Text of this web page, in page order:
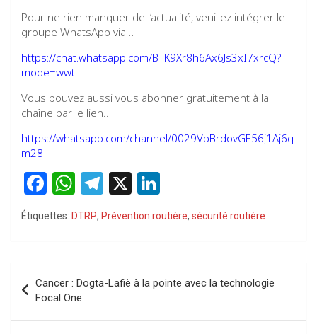
Pour ne rien manquer de l’actualité, veuillez intégrer le
groupe WhatsApp via…
https://chat.whatsapp.com/BTK9Xr8h6Ax6Js3xI7xrcQ?
mode=wwt
Vous pouvez aussi vous abonner gratuitement à la
chaîne par le lien…
https://whatsapp.com/channel/0029VbBrdovGE56j1Aj6q
m28
F
a
ce
o
o
k
W
h
at
A
p
p
T
el
e
a
X
n
ke
n
Étiquettes: DTRP, Prévention routière, sécurité routière
de
l’article
Cancer : Dogta-Lafiè à la pointe avec la technologie
Focal One